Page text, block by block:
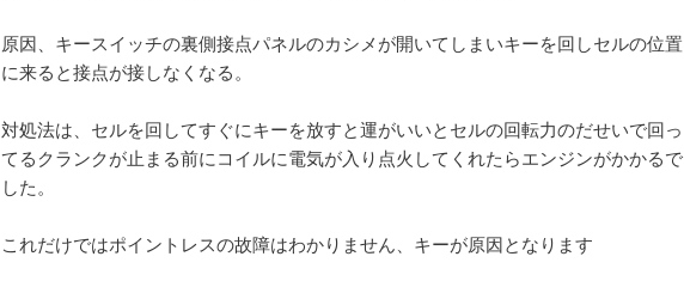
原因、キースイッチの裏側接点パネルのカシメが開いてしまいキーを回しセルの位置
に来ると接点が接しなくなる。
対処法は、セルを回してすぐにキーを放すと運がいいとセルの回転力のだせいで回っ
てるクランクが止まる前にコイルに電気が入り点火してくれたらエンジンがかかるで
した。
これだけではポイントレスの故障はわかりません、キーが原因となります